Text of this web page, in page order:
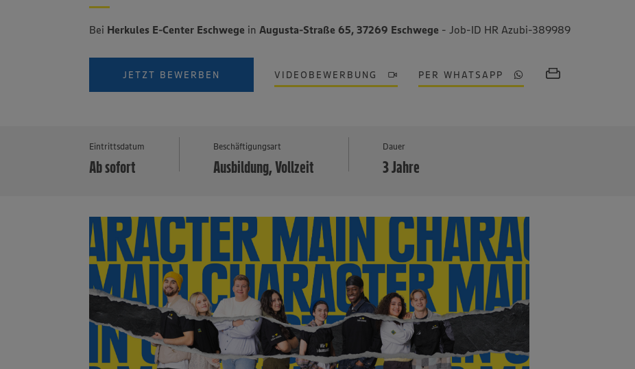
Bei Herkules E-Center Eschwege inAugusta-Straße 65, 37269 Eschwege - Job-ID HR Azubi-389989
JETZT BEWERBEN VIDEOBEWERBUNG PER WHATSAPP
Eintrittsdatum
Ab sofort
Beschäftigungsart
Ausbildung, Vollzeit
Dauer
3 Jahre